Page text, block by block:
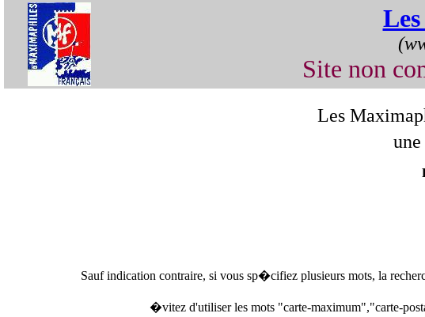
Site non
Les
Sauf indication contraire, si vous sp�cifiez plusieurs mots, la
�vitez d'utiliser les mots "carte-maximum","carte-